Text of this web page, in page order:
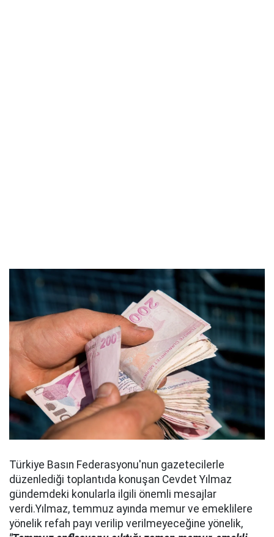
Türkiye Basın Federasyonu'nun gazetecilerle
düzenlediği toplantıda konuşan Cevdet Yılmaz
gündemdeki konularla ilgili önemli mesajlar
verdi.Yılmaz, temmuz ayında memur ve emeklilere
yönelik refah payı verilip verilmeyeceğine yönelik,